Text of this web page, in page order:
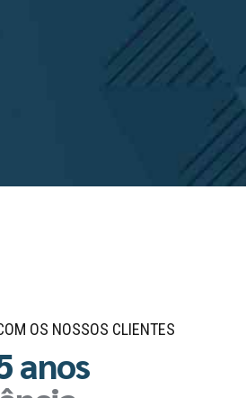
OS NOSSOS CLIENTES
anos